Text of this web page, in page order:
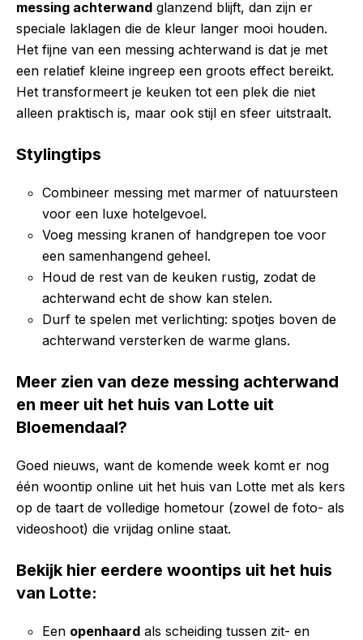
messing achterwand glanzend blijft, dan zijn er
speciale laklagen die de kleur langer mooi houden.
Het fijne van een messing achterwand is dat je met
een relatief kleine ingreep een groots effect bereikt.
Het transformeert je keuken tot een plek die niet
alleen praktisch is, maar ook stijl en sfeer uitstraalt.
Stylingtips
Combineer messing met marmer of natuursteen
voor een luxe hotelgevoel.
Voeg messing kranen of handgrepen toe voor
een samenhangend geheel.
Houd de rest van de keuken rustig, zodat de
achterwand echt de show kan stelen.
Durf te spelen met verlichting: spotjes boven de
achterwand versterken de warme glans.
Meer zien van deze messing achterwand
en meer uit het huis van Lotte uit
Bloemendaal?
Goed nieuws, want de komende week komt er nog
één woontip online uit het huis van Lotte met als kers
op de taart de volledige hometour (zowel de foto- als
videoshoot) die vrijdag online staat.
Bekijk hier eerdere woontips uit het huis
van Lotte:
Een openhaard als scheiding tussen zit- en